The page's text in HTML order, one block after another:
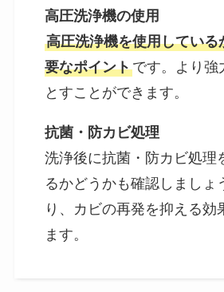
高圧洗浄機の使用
高圧洗浄機を使用している
要なポイントです。より強
とすことができます。
抗菌・防カビ処理
洗浄後に抗菌・防カビ処理
るかどうかも確認しましょ
り、カビの再発を抑える効
ます。